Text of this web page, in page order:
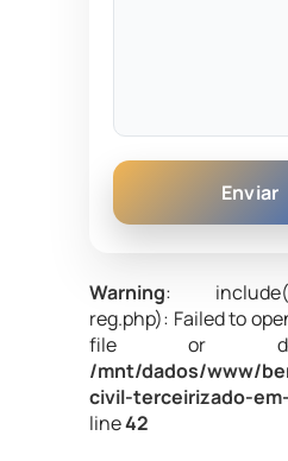
Enviar
Warning:
reg.php): Failed to
file or
/mnt/dados/www/
civil-terceirizado-
line42